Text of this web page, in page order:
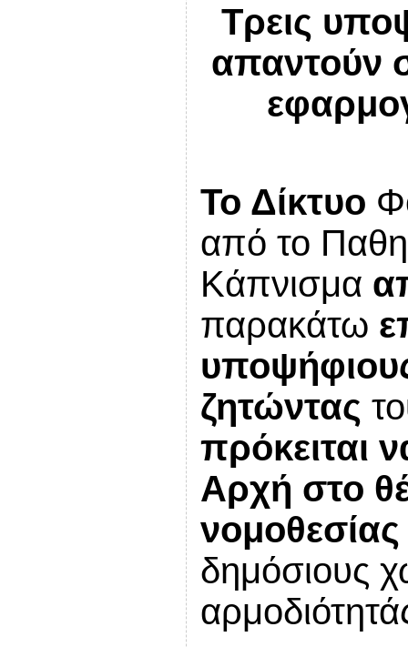
Τρεις
απαντούν
Το Δίκτυο
από το
Κάπνισμα
παρακάτω
ζητώντας
πρόκειται
Αρχή στο
δημόσιους